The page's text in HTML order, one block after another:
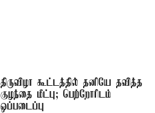
திருவிழா கூட்டத்தில் தனியே தவித்த
குழந்தை மீட்பு; பெற்றோரிடம்
ஒப்படைப்பு